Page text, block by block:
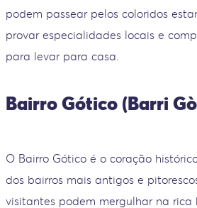
podem passear pelos coloridos
provar especialidades locais e
para levar para casa.
Bairro Gótico (Barri
O Bairro Gótico é o coração
dos bairros mais antigos e
visitantes podem mergulhar na